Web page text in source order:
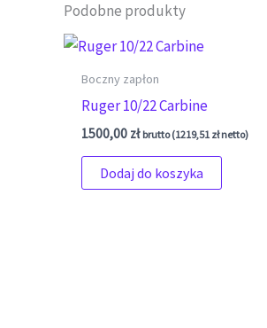
Podobne produkty
Boczny zapłon
Ruger 10/22 Carbine
1500,00 zł brutto (1219,51 złnetto)
Dodaj do koszyka